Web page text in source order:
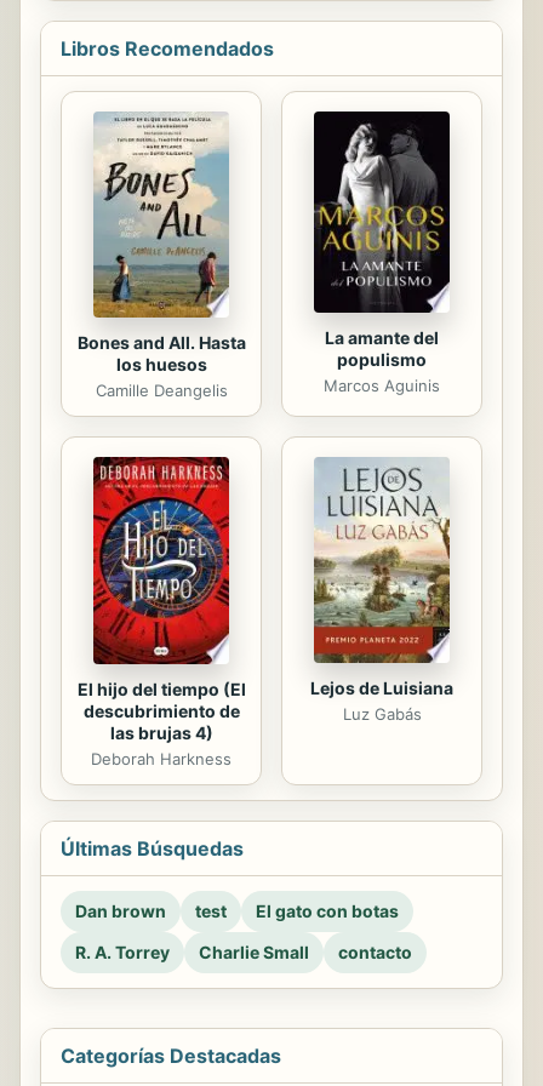
mercancía se conoce como sistema
logístico, y constituye un entramado
mercado moderno. El objetivo de
este manual es dar a conocer todos
los aspectos fundamentales del
sistema de logística en la empresa.
En este material didáctico,
Ideaspropias Editorial le presenta los
siguientes contenidos: almacenaje
de productos (la...
Libros Recomendados
Bones and All. Hasta
los huesos
Camille Deangelis
La amante del
populismo
Marcos Aguinis
El hijo del tiempo (El
descubrimiento de
las brujas 4)
Deborah Harkness
Lejos de Luisiana
Luz Gabás
Últimas Búsquedas
Dan brown test
El gato con botas
R. A. Torrey
Charlie Small contacto
Categorías Destacadas